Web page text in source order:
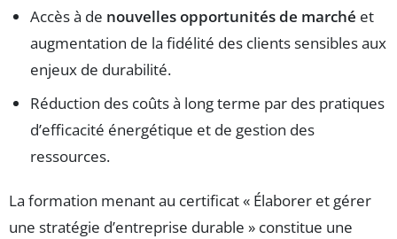
Accès à de nouvelles opportunités de marché et
augmentation de la fidélité des clients sensibles aux
enjeux de durabilité.
Réduction des coûts à long terme par des pratiques
d’efficacité énergétique et de gestion des
ressources.
La formation menant au certificat « Élaborer et gérer
une stratégie d’entreprise durable » constitue une